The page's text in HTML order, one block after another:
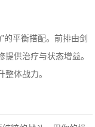
的平衡搭配。前排由剑
供治疗与状态增益。
体战力。